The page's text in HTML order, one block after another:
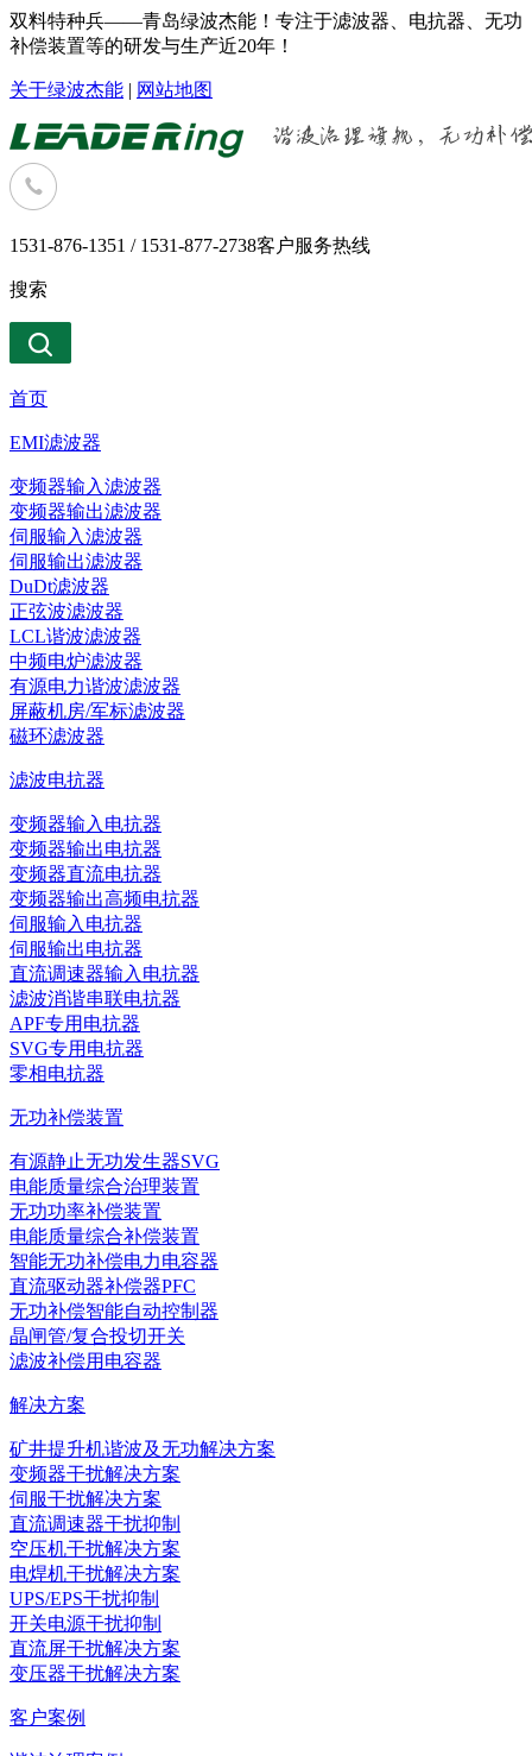
双料特种兵——青岛绿波杰能！专注于滤波器、电抗器、无功
补偿装置等的研发与生产近20年！
关于绿波杰能 | 网站地图
1531-876-1351 / 1531-877-2738客户服务热线
搜索
首页
EMI滤波器
变频器输入滤波器
变频器输出滤波器
伺服输入滤波器
伺服输出滤波器
DuDt滤波器
正弦波滤波器
LCL谐波滤波器
中频电炉滤波器
有源电力谐波滤波器
屏蔽机房/军标滤波器
磁环滤波器
滤波电抗器
变频器输入电抗器
变频器输出电抗器
变频器直流电抗器
变频器输出高频电抗器
伺服输入电抗器
伺服输出电抗器
直流调速器输入电抗器
滤波消谐串联电抗器
APF专用电抗器
SVG专用电抗器
零相电抗器
无功补偿装置
有源静止无功发生器SVG
电能质量综合治理装置
无功功率补偿装置
电能质量综合补偿装置
智能无功补偿电力电容器
直流驱动器补偿器PFC
无功补偿智能自动控制器
晶闸管/复合投切开关
滤波补偿用电容器
解决方案
矿井提升机谐波及无功解决方案
变频器干扰解决方案
伺服干扰解决方案
直流调速器干扰抑制
空压机干扰解决方案
电焊机干扰解决方案
UPS/EPS干扰抑制
开关电源干扰抑制
直流屏干扰解决方案
变压器干扰解决方案
客户案例